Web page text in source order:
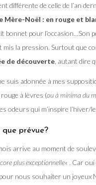
différente de celle de l’an
Mère-Noël : en rouge et
bonnet pour l’occasion…Son
la pression. Surtout que
de découverte , autant dire
suis adonnée à mes
rouge à lèvres (ou à minima du
odeurs qui m’inspire l’hiver/
prévue?
arrive au moment de
plus exceptionnelle« . Car oui
nous souhaiter un joyeux